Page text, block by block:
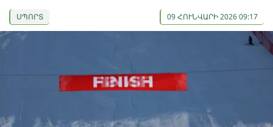
ՍՊՈՐՏ 09 ՀՈՒՆՎԱՐԻ 2026 09:17